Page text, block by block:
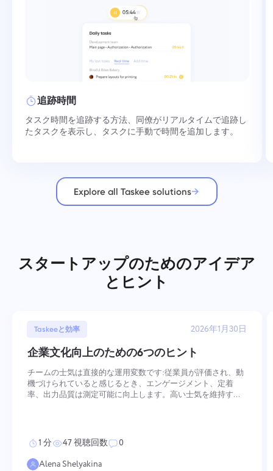
追跡時間
タスク時間を追跡する方法、同僚がリアルタイムで追跡し
たタスクを表示し、タスクに手動で時間を追加します。
Explore all Taskee solutions
スタートアップのためのアイデア
とヒント
Taskeeと効率 2026年1月30日
企業文化向上のための6つのヒント
チームの士気は直接的な運用変数です:従業員が評価され、動
機づけられていると感じるとき、エンゲージメント、定着
率、出力品質は測定可能に向上します。高い士気を維持する
構造化され、成長がどのように支援されるかまで。以下の6つ
の実践は、これらの各次元に対応しています。 主なポイント
会社の文化には、スローガンだけでなく行動を通じた継続的
1 分 47 視聴回数
0
Alena Shelyakina